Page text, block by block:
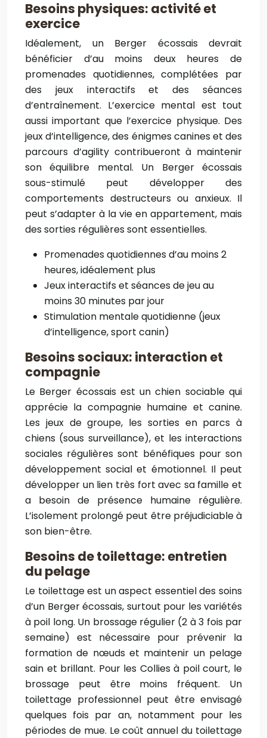
Besoins physiques: activité et
exercice
Idéalement, un Berger écossais devrait
bénéficier d’au moins deux heures de
promenades quotidiennes, complétées par
des jeux interactifs et des séances
d’entraînement. L’exercice mental est tout
aussi important que l’exercice physique. Des
jeux d’intelligence, des énigmes canines et des
parcours d’agility contribueront à maintenir
son équilibre mental. Un Berger écossais
sous-stimulé peut développer des
comportements destructeurs ou anxieux. Il
peut s’adapter à la vie en appartement, mais
des sorties régulières sont essentielles.
Promenades quotidiennes d’au moins 2
heures, idéalement plus
Jeux interactifs et séances de jeu au
moins 30 minutes par jour
Stimulation mentale quotidienne (jeux
d’intelligence, sport canin)
Besoins sociaux: interaction et
compagnie
Le Berger écossais est un chien sociable qui
apprécie la compagnie humaine et canine.
Les jeux de groupe, les sorties en parcs à
chiens (sous surveillance), et les interactions
sociales régulières sont bénéfiques pour son
développement social et émotionnel. Il peut
développer un lien très fort avec sa famille et
a besoin de présence humaine régulière.
L’isolement prolongé peut être préjudiciable à
son bien-être.
Besoins de toilettage: entretien
du pelage
Le toilettage est un aspect essentiel des soins
d’un Berger écossais, surtout pour les variétés
à poil long. Un brossage régulier (2 à 3 fois par
semaine) est nécessaire pour prévenir la
formation de nœuds et maintenir un pelage
sain et brillant. Pour les Collies à poil court, le
brossage peut être moins fréquent. Un
toilettage professionnel peut être envisagé
quelques fois par an, notamment pour les
périodes de mue. Le coût annuel du toilettage